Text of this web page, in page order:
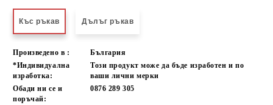
Къс ръкав Дълъг ръкав
Произведено в :
България
*Индивидуална
изработка:
Този продукт може да бъде изработен и по
ваши лични мерки
Обади ни се и
поръчай:
0876 289 305